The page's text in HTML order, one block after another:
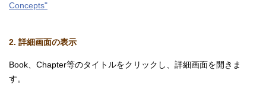
Concepts"
2. 詳細画面の表示
Book、Chapter等のタイトルをクリックし、詳細画面を開きま
す。